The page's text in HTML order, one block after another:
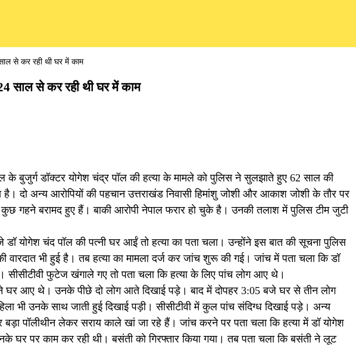
से कर रही थी घर में काम
साल से कर रही थी घर में काम
के बुजुर्ग डॉक्टर योगेश चंद्र पॉल की हत्या के मामले को पुलिस ने सुलझाते हुए 62 साल की
है। दो अन्य आरोपियों की पहचान उत्तराखंड निवासी हिमांशु जोशी और आकाश जोशी के तौर पर
बरामद हुए हैं। बाकी आरोपी नेपाल फरार हो चुके है। उनकी तलाश में पुलिस टीम जुटी
योगेश चंद पॉल की पत्नी घर आईं तो हत्या का पता चला। उन्होंने इस बात की सूचना पुलिस
भी हुई है। तब हत्या का मामला दर्ज कर जांच शुरू की गई। जांच में पता चला कि डॉ
फुटेज खंगाले गए तो पता चला कि हत्या के लिए पांच लोग आए थे।
आए थे। उनके पीछे दो लोग आते दिखाई पड़े। बाद में दोपहर 3:05 बजे घर से तीन लोग
भी उनके साथ जाती हुई दिखाई पड़ी। सीसीटीवी में कुल पांच संदिग्ध दिखाई पड़े। अन्य
पॉलीथीन लेकर सराय काले खां जा रहे हैं। जांच करने पर पता चला कि हत्या में डॉ योगेश
घर पर काम कर रही थी। बसंती को गिरफ्तार किया गया। तब पता चला कि बसंती ने लूट